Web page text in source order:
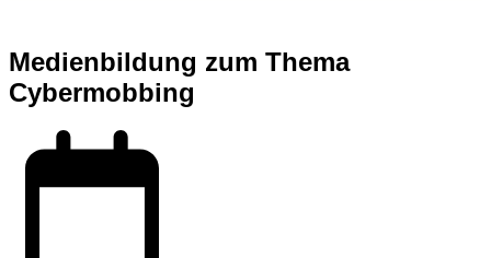
Medienbildung zum Thema
Cybermobbing